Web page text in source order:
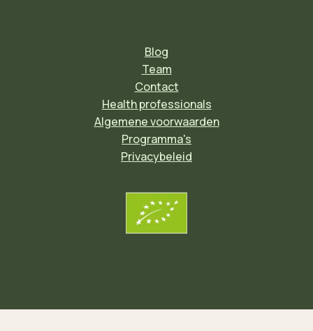
Blog
Team
Contact
Health professionals
Algemene voorwaarden
Programma's
Privacybeleid